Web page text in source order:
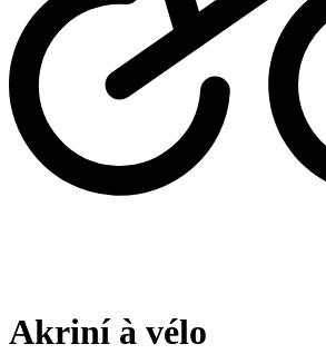
Akriní à vélo